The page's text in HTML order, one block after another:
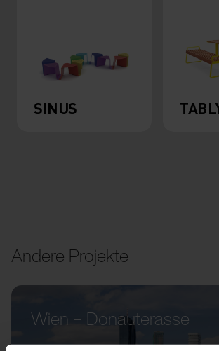
SINUS
Andere Projekte
Wien – Donauterasse